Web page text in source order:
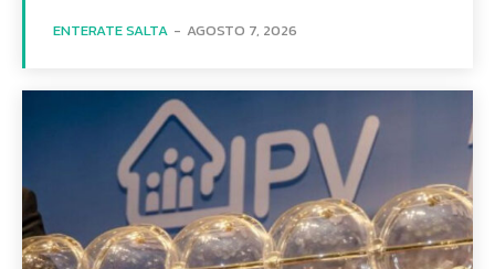
ENTERATE SALTA - AGOSTO 7, 2026